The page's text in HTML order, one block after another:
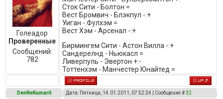
Голеадор
Проверенные
Сообщений:
782
Сток Сити - Болтон =
Вест Бромвич - Блэкпул -:+
Уиган - Фулхэм =
Вест Хэм - Арсенал -:+
Бирмингем Сити - Астон Вилла -:+
Сандерелнд - Ньюкасл =
Ливерпуль - Эвертон +:-
Тоттенхэм - Манчестер Юнайтед =
DenNeKumarit Дата: Пятница, 14.01.2011, 07:52:24 | Сообщение #32